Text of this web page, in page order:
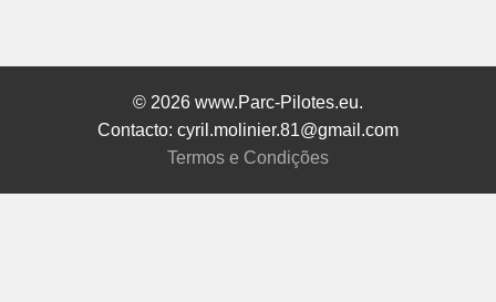
© 2026 www.Parc-Pilotes.eu.
Contacto: cyril.molinier.81@gmail.com
Termos e Condições